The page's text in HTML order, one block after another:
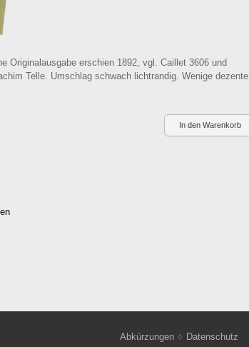
Originalausgabe erschien 1892, vgl. Caillet 3606 und
Telle. Umschlag schwach lichtrandig. Wenige dezente
Abkürzungen
Datenschutz